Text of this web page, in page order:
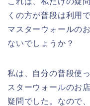
くの方が普段は利用
マスターウォールの
ないでしょうか？
私は、自分の普段使
スターウォールのお
疑問でした。なので